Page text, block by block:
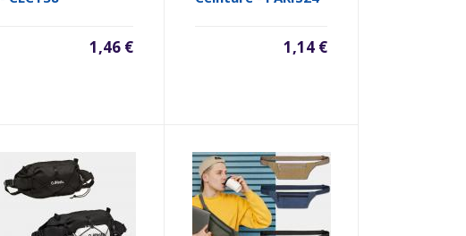
1,46 € 1,14 €